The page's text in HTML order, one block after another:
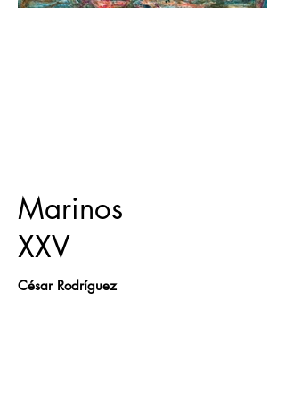
Marinos
XXV
César Rodríguez